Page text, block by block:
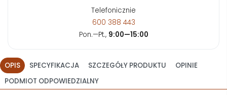
Telefonicznie
600 388 443
Pon.—Pt., 9:00—15:00
OPIS SPECYFIKACJA SZCZEGÓŁY PRODUKTU
OPINIE
PODMIOT ODPOWIEDZIALNY